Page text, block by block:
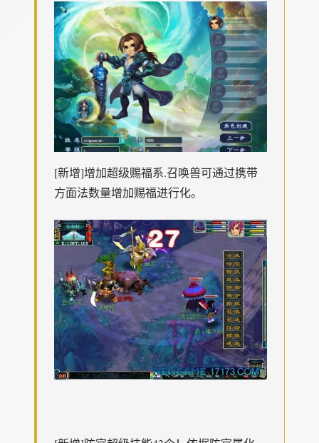
[新增]增加超级赐福系.召唤兽可通过携带
方面法数量增加赐福进行化。